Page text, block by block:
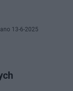
13-6-2025